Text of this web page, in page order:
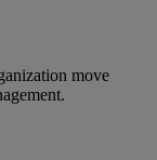
move